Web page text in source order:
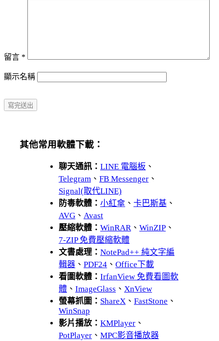
留言 *
顯示名稱
其他常用軟體下載：
聊天通訊： LINE 電腦板 、
Telegram 、 FB Messenger 、
Signal(取代LINE)
防毒軟體： 小紅傘 、 卡巴斯基 、
AVG 、 Avast
壓縮軟體： WinRAR、 WinZIP 、
7-ZIP 免費壓縮軟體
文書處理： NotePad++ 純文字編
輯器 、 PDF24 、 Office下載
看圖軟體： IrfanView 免費看圖軟
體 、 ImageGlass 、 XnView
螢幕抓圖： ShareX 、 FastStone 、
WinSnap
影片播放： KMPlayer 、
PotPlayer 、 MPC影音播放器